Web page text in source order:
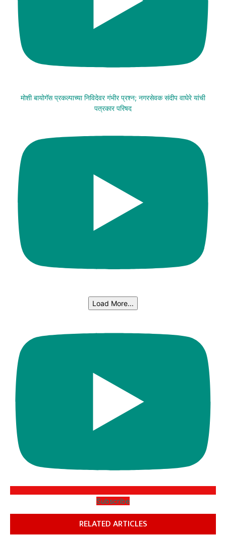
मोशी बायोगॅस प्रकल्पाच्या निविदेवर गंभीर प्रश्न; नगरसेवक संदीप वाघेरे यांची
पत्रकार परिषद
Load More...
Subscribe
RELATED ARTICLES